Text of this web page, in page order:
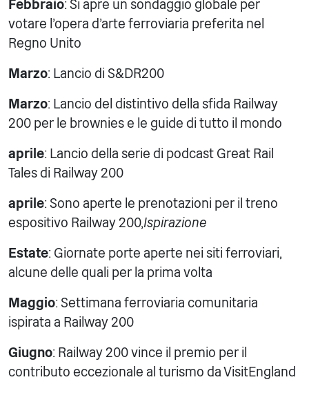
Febbraio: Si apre un sondaggio globale per
votare l'opera d'arte ferroviaria preferita nel
Regno Unito
Marzo: Lancio di S&DR200
Marzo: Lancio del distintivo della sfida Railway
200 per le brownies e le guide di tutto il mondo
aprile: Lancio della serie di podcast Great Rail
Tales di Railway 200
aprile: Sono aperte le prenotazioni per il treno
espositivo Railway 200,Ispirazione
Estate: Giornate porte aperte nei siti ferroviari,
alcune delle quali per la prima volta
Maggio: Settimana ferroviaria comunitaria
ispirata a Railway 200
Giugno: Railway 200 vince il premio per il
contributo eccezionale al turismo da VisitEngland